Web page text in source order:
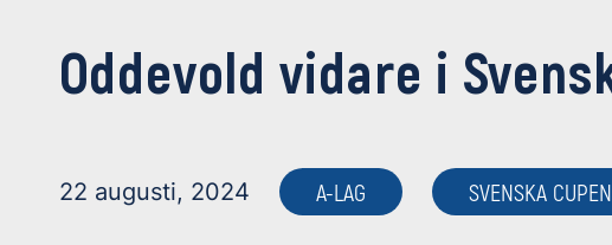
Oddevold vidare i
22 augusti, 2024 A-LAG SVENSKA CUPEN